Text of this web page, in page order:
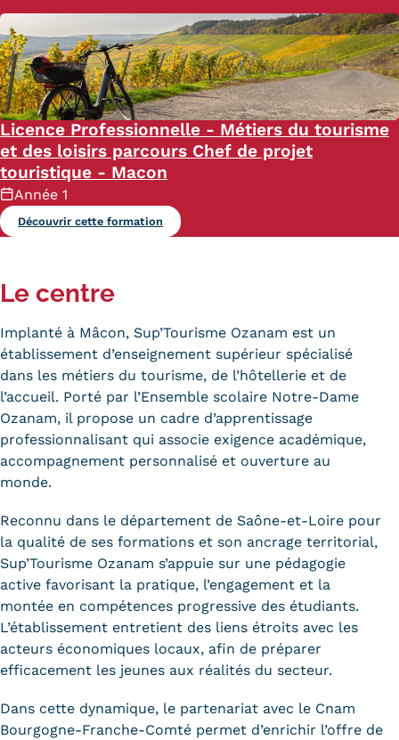
Statistiques
FAQ
Lexique
Téléchargements
Qualiopi
Le Cnam ICSV
Erasmus
Règlement intérieur
Infos élèves
Modalités d'inscription
Tarifs
Modalités de financement
Former ses salariés
Accueillir un alternant ?
Taxe d'apprentissage
Infos enseignants
Infos partenaires
Licence Professionnelle - Métiers du tourisme
et des loisirs parcours Chef de projet
touristique - Macon
Année 1
Découvrir cette formation
Le centre
Implanté à Mâcon, Sup’Tourisme Ozanam est un
établissement d’enseignement supérieur spécialisé
dans les métiers du tourisme, de l’hôtellerie et de
l’accueil. Porté par l’Ensemble scolaire Notre-Dame
Ozanam, il propose un cadre d’apprentissage
professionnalisant qui associe exigence académique,
accompagnement personnalisé et ouverture au
monde.
Reconnu dans le département de Saône-et-Loire pour
la qualité de ses formations et son ancrage territorial,
Sup’Tourisme Ozanam s’appuie sur une pédagogie
active favorisant la pratique, l’engagement et la
montée en compétences progressive des étudiants.
L’établissement entretient des liens étroits avec les
acteurs économiques locaux, afin de préparer
efficacement les jeunes aux réalités du secteur.
Dans cette dynamique, le partenariat avec le Cnam
Bourgogne-Franche-Comté permet d’enrichir l’offre de